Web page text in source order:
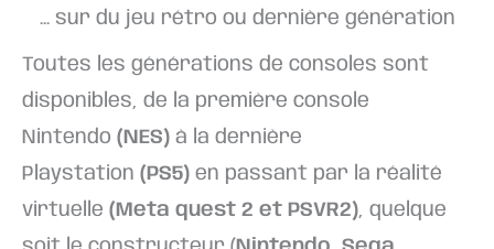
... sur du jeu rétro ou dernière génération
Toutes les générations de consoles sont
disponibles, de la première console
Nintendo (NES) à la dernière
Playstation (PS5) en passant par la réalité
virtuelle (Meta quest 2 et PSVR2), quelque